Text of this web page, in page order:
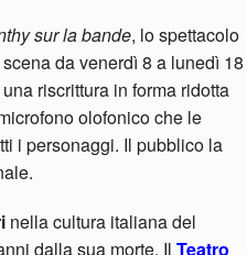
sur la bande, lo spettacolo
da venerdì 8 a lunedì 18
una riscrittura in forma ridotta
olofonico che le
i personaggi. Il pubblico la
nella cultura italiana del
dalla sua morte. Il Teatro